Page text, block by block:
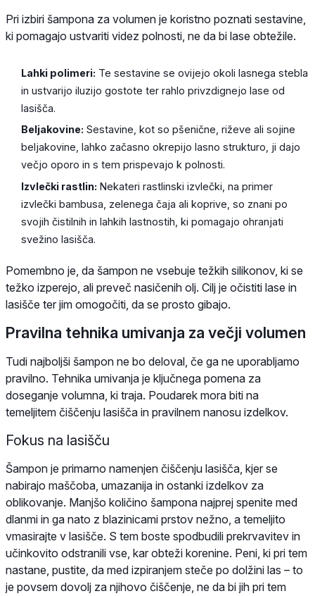
Pri izbiri šampona za volumen je koristno poznati sestavine,
ki pomagajo ustvariti videz polnosti, ne da bi lase obtežile.
Lahki polimeri: Te sestavine se ovijejo okoli lasnega stebla
in ustvarijo iluzijo gostote ter rahlo privzdignejo lase od
lasišča.
Beljakovine: Sestavine, kot so pšenične, riževe ali sojine
beljakovine, lahko začasno okrepijo lasno strukturo, ji dajo
večjo oporo in s tem prispevajo k polnosti.
Izvlečki rastlin: Nekateri rastlinski izvlečki, na primer
izvlečki bambusa, zelenega čaja ali koprive, so znani po
svojih čistilnih in lahkih lastnostih, ki pomagajo ohranjati
svežino lasišča.
Pomembno je, da šampon ne vsebuje težkih silikonov, ki se
težko izperejo, ali preveč nasičenih olj. Cilj je očistiti lase in
lasišče ter jim omogočiti, da se prosto gibajo.
Pravilna tehnika umivanja za večji volumen
Tudi najboljši šampon ne bo deloval, če ga ne uporabljamo
pravilno. Tehnika umivanja je ključnega pomena za
doseganje volumna, ki traja. Poudarek mora biti na
temeljitem čiščenju lasišča in pravilnem nanosu izdelkov.
Fokus na lasišču
Šampon je primarno namenjen čiščenju lasišča, kjer se
nabirajo maščoba, umazanija in ostanki izdelkov za
oblikovanje. Manjšo količino šampona najprej spenite med
dlanmi in ga nato z blazinicami prstov nežno, a temeljito
vmasirajte v lasišče. S tem boste spodbudili prekrvavitev in
učinkovito odstranili vse, kar obteži korenine. Peni, ki pri tem
nastane, pustite, da med izpiranjem steče po dolžini las – to
je povsem dovolj za njihovo čiščenje, ne da bi jih pri tem